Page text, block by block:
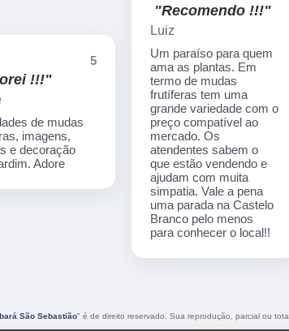
5
!!!"
de mudas
imagens,
e decoração
Adore
"Recomendo !!!"
Luiz
Um paraíso para quem
ama as plantas. Em
termo de mudas
frutíferas tem uma
grande variedade com o
preço compatível ao
mercado. Os
atendentes sabem o
que estão vendendo e
ajudam com muita
simpatia. Vale a pena
uma parada na Castelo
Branco pelo menos
para conhecer o local!!
São Sebastião" é de direito reservado. Sua reprodução, parcial ou